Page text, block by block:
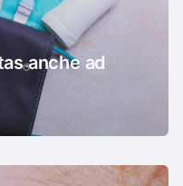
anche ad